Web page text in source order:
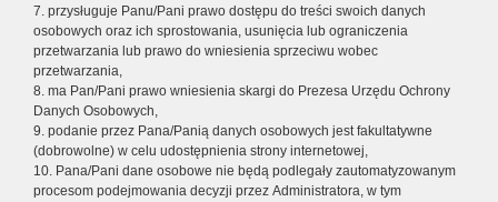
7. przysługuje Panu/Pani prawo dostępu do treści swoich danych
osobowych oraz ich sprostowania, usunięcia lub ograniczenia
przetwarzania lub prawo do wniesienia sprzeciwu wobec
przetwarzania,
8. ma Pan/Pani prawo wniesienia skargi do Prezesa Urzędu Ochrony
Danych Osobowych,
9. podanie przez Pana/Panią danych osobowych jest fakultatywne
(dobrowolne) w celu udostępnienia strony internetowej,
10. Pana/Pani dane osobowe nie będą podlegały zautomatyzowanym
procesom podejmowania decyzji przez Administratora, w tym